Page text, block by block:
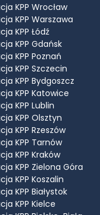
KPP Wrocław
KPP Warszawa
KPP Łódź
KPP Gdańsk
KPP Poznań
KPP Szczecin
KPP Bydgoszcz
KPP Katowice
KPP Lublin
KPP Olsztyn
KPP Rzeszów
KPP Tarnów
KPP Kraków
KPP Zielona Góra
KPP Koszalin
KPP Białystok
KPP Kielce